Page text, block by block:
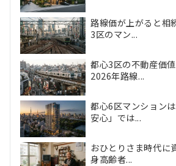
路線価が上がると相
3区のマン...
都心3区の不動産価
2026年路線...
都心6区マンション
安心」では...
おひとりさま時代に
身高齢者...